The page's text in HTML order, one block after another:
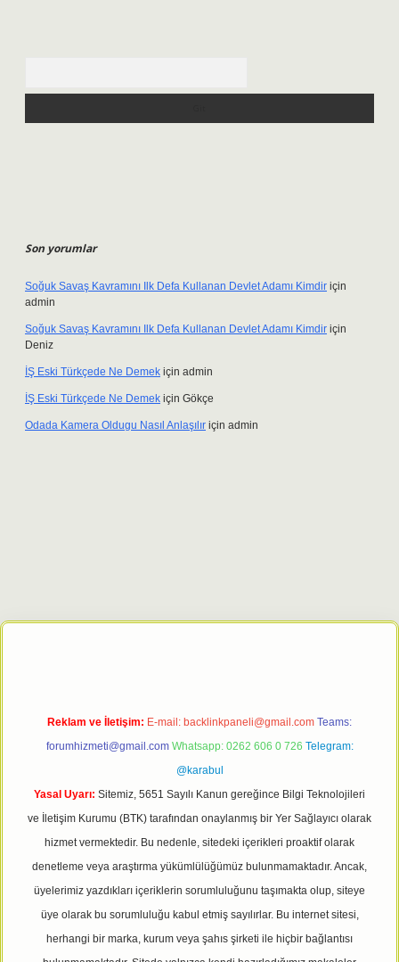
Son yorumlar
Soğuk Savaş Kavramını Ilk Defa Kullanan Devlet Adamı Kimdir için
admin
Soğuk Savaş Kavramını Ilk Defa Kullanan Devlet Adamı Kimdir için
Deniz
İŞ Eski Türkçede Ne Demek için admin
İŞ Eski Türkçede Ne Demek için Gökçe
Odada Kamera Oldugu Nasıl Anlaşılır için admin
adresitulipbett.net
Reklam ve İletişim: E-mail: backlinkpaneli@gmail.com Teams:
forumhizmeti@gmail.com Whatsapp: 0262 606 0 726 Telegram:
@karabul
Yasal Uyarı: Sitemiz, 5651 Sayılı Kanun gereğince Bilgi Teknolojileri
ve İletişim Kurumu (BTK) tarafından onaylanmış bir Yer Sağlayıcı olarak
hizmet vermektedir. Bu nedenle, sitedeki içerikleri proaktif olarak
denetleme veya araştırma yükümlülüğümüz bulunmamaktadır. Ancak,
üyelerimiz yazdıkları içeriklerin sorumluluğunu taşımakta olup, siteye
üye olarak bu sorumluluğu kabul etmiş sayılırlar. Bu internet sitesi,
herhangi bir marka, kurum veya şahıs şirketi ile hiçbir bağlantısı